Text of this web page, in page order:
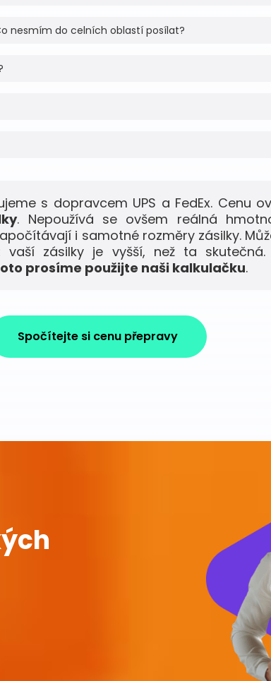
nesmím do celních oblastí posílat?
s dopravcem UPS a FedEx. Cenu
. Nepoužívá se ovšem reálná
i samotné rozměry zásilky.
zásilky je vyšší, než ta skutečná.
prosíme použijte naši kalkulačku.
Spočítejte si cenu přepravy